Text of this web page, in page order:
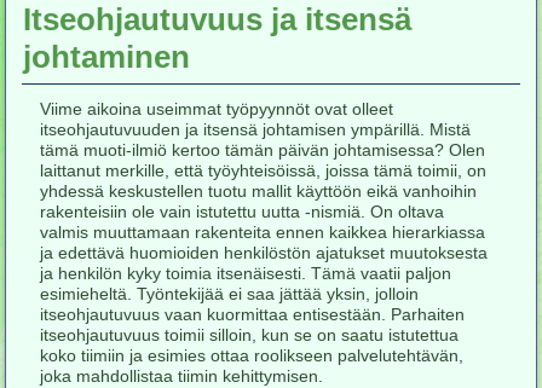
Itseohjautuvuus ja itsensä
johtaminen
Viime aikoina useimmat työpyynnöt ovat olleet
itseohjautuvuuden ja itsensä johtamisen ympärillä. Mistä
tämä muoti-ilmiö kertoo tämän päivän johtamisessa? Olen
laittanut merkille, että työyhteisöissä, joissa tämä toimii, on
yhdessä keskustellen tuotu mallit käyttöön eikä vanhoihin
rakenteisiin ole vain istutettu uutta -nismiä. On oltava
valmis muuttamaan rakenteita ennen kaikkea hierarkiassa
ja edettävä huomioiden henkilöstön ajatukset muutoksesta
ja henkilön kyky toimia itsenäisesti. Tämä vaatii paljon
esimieheltä. Työntekijää ei saa jättää yksin, jolloin
itseohjautuvuus vaan kuormittaa entisestään. Parhaiten
itseohjautuvuus toimii silloin, kun se on saatu istutettua
koko tiimiin ja esimies ottaa roolikseen palvelutehtävän,
joka mahdollistaa tiimin kehittymisen.